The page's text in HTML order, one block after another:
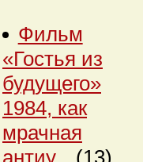
Фильм
«Гостья из
будущего»
1984, как
мрачная
антиу... (13)